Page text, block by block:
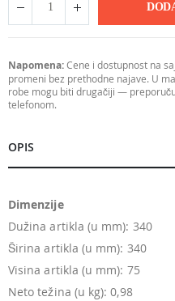
Napomena:Cene i dostupnost na
promeni bez prethodne najave. U
robe mogu biti drugačiji —
telefonom.
OPIS
Dimenzije
Dužina artikla (u mm): 340
Širina artikla (u mm): 340
Visina artikla (u mm): 75
Neto težina (u kg): 0,98